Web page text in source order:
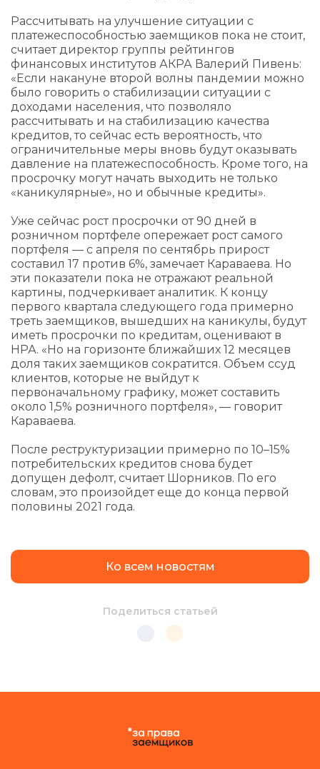
Рассчитывать на улучшение ситуации с
платежеспособностью заемщиков пока не стоит,
считает директор группы рейтингов
финансовых институтов АКРА Валерий Пивень:
«Если накануне второй волны пандемии можно
было говорить о стабилизации ситуации с
доходами населения, что позволяло
рассчитывать и на стабилизацию качества
кредитов, то сейчас есть вероятность, что
ограничительные меры вновь будут оказывать
давление на платежеспособность. Кроме того, на
просрочку могут начать выходить не только
«каникулярные», но и обычные кредиты».
Уже сейчас рост просрочки от 90 дней в
розничном портфеле опережает рост самого
портфеля — с апреля по сентябрь прирост
составил 17 против 6%, замечает Караваева. Но
эти показатели пока не отражают реальной
картины, подчеркивает аналитик. К концу
первого квартала следующего года примерно
треть заемщиков, вышедших на каникулы, будут
иметь просрочки по кредитам, оценивают в
НРА. «Но на горизонте ближайших 12 месяцев
доля таких заемщиков сократится. Объем ссуд
клиентов, которые не выйдут к
первоначальному графику, может составить
около 1,5% розничного портфеля», — говорит
Караваева.
После реструктуризации примерно по 10–15%
потребительских кредитов снова будет
допущен дефолт, считает Шорников. По его
словам, это произойдет еще до конца первой
половины 2021 года.
Ко всем новостям
Поделиться статьей